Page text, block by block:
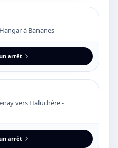
à Bananes
arrêt
vers Haluchère -
arrêt